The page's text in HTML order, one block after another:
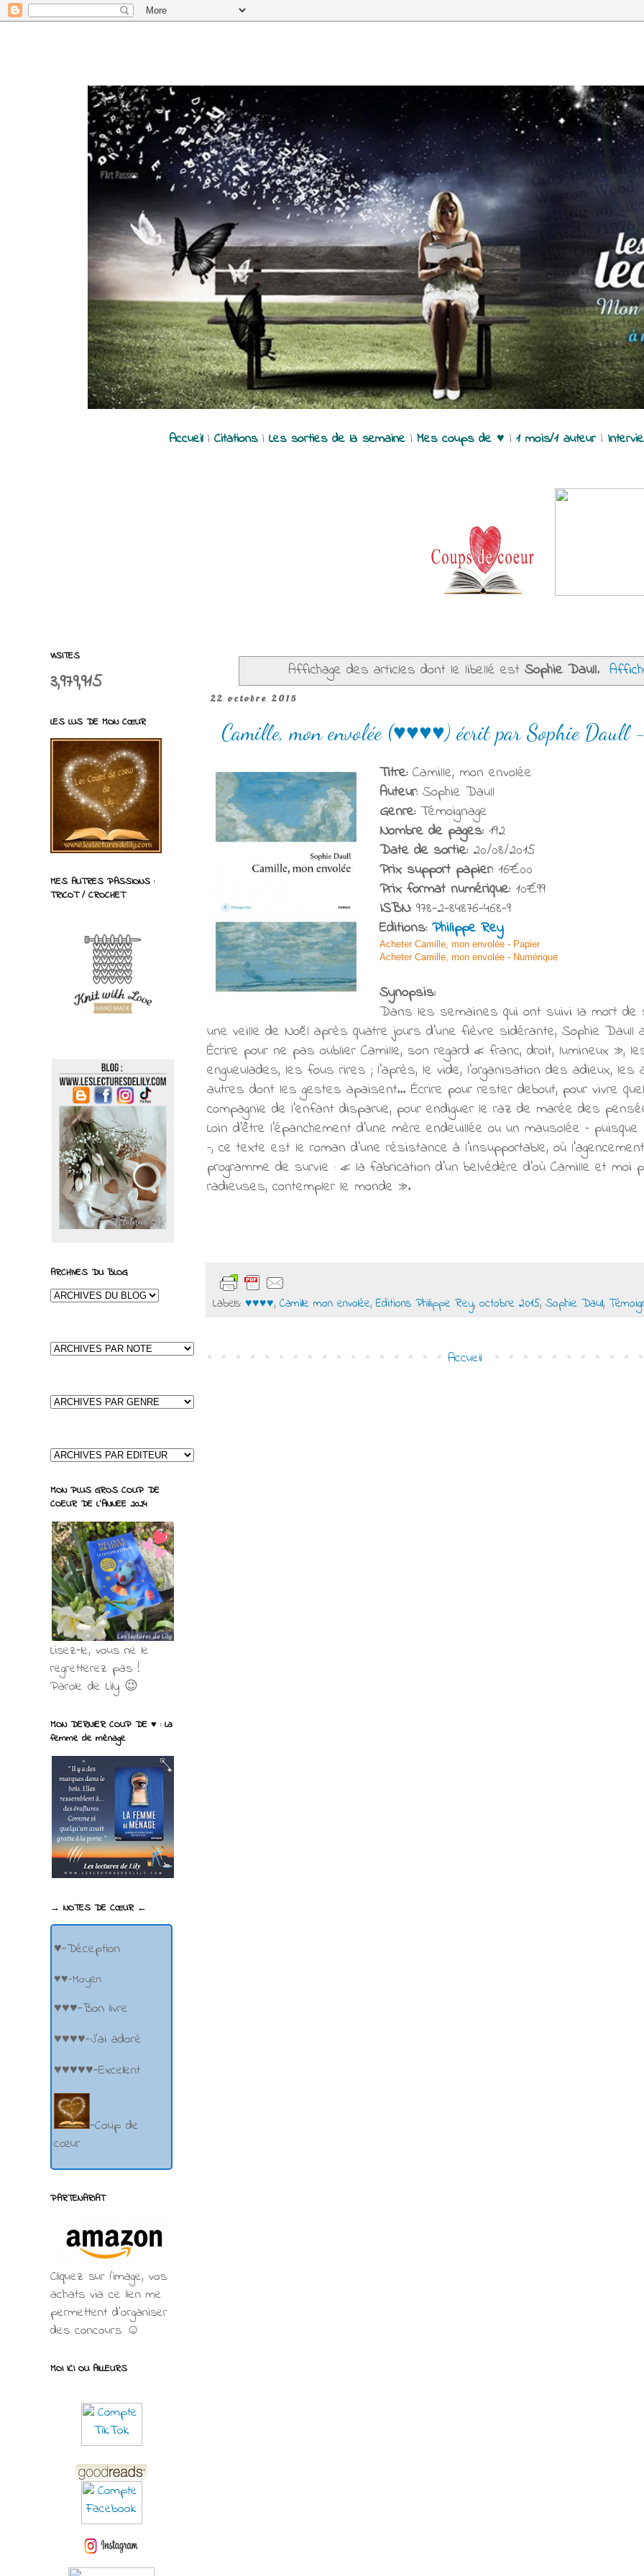
Accueil| Citations| Les sorties de la semaine| Mes coups de ♥ | 1 mois/1 auteur|
Affichage des articles dont le libellé est Sophie Daull.
22 octobre 2015
Camille, mon envolée (♥♥♥♥) écrit par Sophie Daull
Titre: Camille, mon envolée
Auteur: Sophie Daull
Genre: Témoignage
Nombre de pages: 192
Date de sortie: 20/08/2015
Prix support papier: 16€00
Prix format numérique: 10€99
ISBN: 978-2-84876-468-9
Editions: Philippe Rey
Acheter Camille, mon envolée - Papier
Acheter Camille, mon envolée - Numérique
Synopsis:
Dans les semaines qui ont suivi la mort de
une veille de Noël après quatre jours d’une fièvre sidérante, Sophie Daull
Écrire pour ne pas oublier Camille, son regard « franc, droit, lumineux »,
engueulades, les fous rires ; l’après, le vide, l’organisation des adieux, les
autres dont les gestes apaisent… Écrire pour rester debout, pour vivre
compagnie de l’enfant disparue, pour endiguer le raz de marée des
Loin d’être l’épanchement d’une mère endeuillée ou un mausolée –
–, ce texte est le roman d’une résistance à l’insupportable, où
programme de survie : « la fabrication d’un belvédère d’où Camille et moi
radieuses, contempler le monde ».
Labels: ♥♥♥♥, Camille mon envolée, Editions Philippe Rey, octobre 2015, Sophie Daull,
Accueil
VISITES
3,979,915
LES LUS DE MON CŒUR
MES AUTRES PASSIONS :
TRICOT / CROCHET
ARCHIVES DU BLOG
MON PLUS GROS COUP DE
COEUR DE L'ANNEE 2024
Lisez-le, vous ne le
regretterez pas !
Parole de Lily 😉
MON DERNIER COUP DE ♥ : La
femme de ménage
→ NOTES DE CŒUR ←
♥-Déception
♥♥-Moyen
♥♥♥-Bon livre
♥♥♥♥-J'ai adoré
♥♥♥♥♥-Excellent
-Coup de
cœur
PARTENARIAT
Cliquez sur l'image, vos
achats via ce lien me
permettent d’organiser
des concours ☺
MOI ICI OU AILLEURS